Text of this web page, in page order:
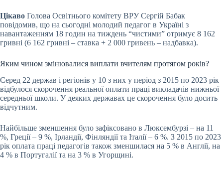
Ц️ікаво Голова Освітнього комітету ВРУ Сергій Бабак
повідомив, що на сьогодні молодий педагог в Україні з
навантаженням 18 годин на тиждень “чистими” отримує ️8 162
гривні (6 162 гривні – ставка + 2 000 гривень – надбавка).️
Яким чином змінювалися виплати вчителям протягом років?
Серед 22 держав і регіонів у 10 з них у період з 2015 по 2023 рік
відбулося скорочення реальної оплати праці викладачів нижньої
середньої школи. У деяких державах це скорочення було досить
відчутним.
Найбільше зменшення було зафіксовано в Люксембурзі – на 11
%, Греції – 9 %, Ірландії, Фінляндії та Італії – 6 %. З 2015 по 2023
рік оплата праці педагогів також зменшилася на 5 % в Англії, на
4 % в Португалії та на 3 % в Угорщині.